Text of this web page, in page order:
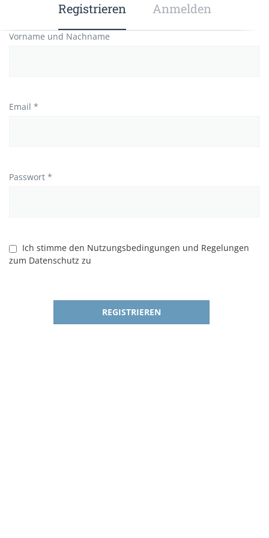
Registrieren Anmelden
Vorname und Nachname
Email *
Passwort *
Ich stimme den Nutzungsbedingungen und Regelungen
zum Datenschutz zu